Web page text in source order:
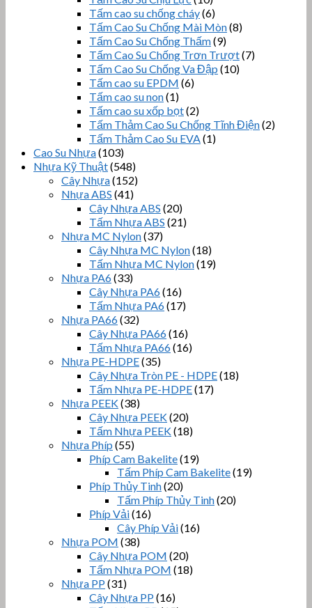
Tấm cao su chống cháy(6)
Tấm Cao Su Chống Mài Mòn(8)
Tấm Cao Su Chống Thấm(9)
Tấm Cao Su Chống Trơn Trượt(7)
Tấm Cao Su Chống Va Đập (10)
Tấm cao su EPDM (6)
Tấm cao su non(1)
Tấm cao su xốp bọt(2)
Tấm Thảm Cao Su Chống Tĩnh Điện(2)
Tấm Thảm Cao Su EVA(1)
Cao Su Nhựa(103)
Nhựa Kỹ Thuật(548)
Cây Nhựa(152)
Nhựa ABS (41)
Cây Nhựa ABS (20)
Tấm Nhựa ABS (21)
Nhựa MC Nylon(37)
Cây Nhựa MC Nylon(18)
Tấm Nhựa MC Nylon(19)
Nhựa PA6(33)
Cây Nhựa PA6(16)
Tấm Nhựa PA6(17)
Nhựa PA66(32)
Cây Nhựa PA66(16)
Tấm Nhựa PA66(16)
Nhựa PE-HDPE(35)
Cây Nhựa Tròn PE - HDPE(18)
Tấm Nhựa PE-HDPE(17)
Nhựa PEEK(38)
Cây Nhựa PEEK(20)
Tấm Nhựa PEEK(18)
Nhựa Phíp (55)
Phíp Cam Bakelite(19)
Tấm Phíp Cam Bakelite(19)
Phíp Thủy Tinh(20)
Tấm Phíp Thủy Tinh(20)
Phíp Vải(16)
Cây Phíp Vải(16)
Nhựa POM (38)
Cây Nhựa POM (20)
Tấm Nhựa POM (18)
Nhựa PP (31)
Cây Nhựa PP (16)